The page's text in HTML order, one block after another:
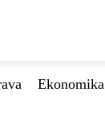
Ekonomika